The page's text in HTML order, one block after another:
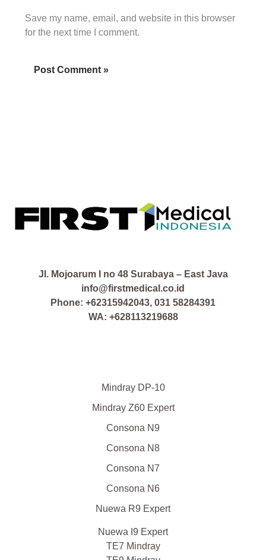
Save my name, email, and website in this browser
for the next time I comment.
Jl. Mojoarum I no 48 Surabaya – East Java
info@firstmedical.co.id
Phone: +62315942043, 031 58284391
WA: +628113219688
Mindray DP-10
Mindray Z60 Expert
Consona N9
Consona N8
Consona N7
Consona N6
Nuewa R9 Expert
Nuewa I9 Expert
TE7 Mindray